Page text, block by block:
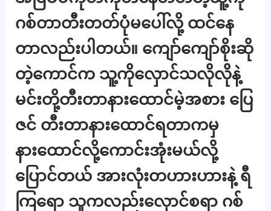
ဂစ်တာတီးတတ်ပုံမပေါ်လို့ ထင်နေ
တာလည်းပါတယ်။ ကျော်ကျော်စိုးဆို
တဲ့ကောင်က သူ့ကိုလှောင်သလိုလိုနဲ့
မင်းတို့တီးတာနားထောင်မဲ့အစား ပြေ
ဇင် တီးတာနားထောင်ရတာကမှ
နားထောင်လို့ကောင်းအုံးမယ်လို့
ပြောင်တယ် အားလုံးတဟားဟားနဲ့ ရီ
ကြရော သူကလည်းလှောင်စရာ ဂစ်